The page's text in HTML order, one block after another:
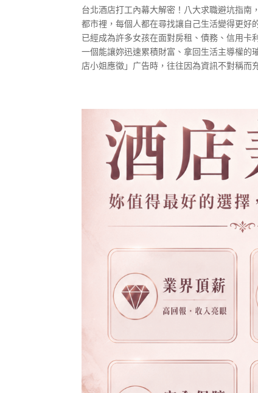
台北酒店打工內幕大解密！八大求職避坑指
都市裡，每個人都在尋找讓自己生活變得更好
已經成為許多女孩在面對房租、債務、信用
一個能讓妳迅速累積財富、拿回生活主導權
店小姐應徵」广告時，往往因為資訊不對稱而